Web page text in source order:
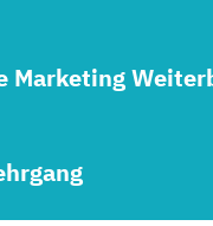
Marketing